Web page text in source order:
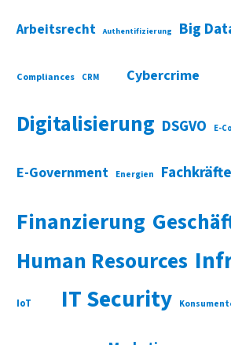
Arbeitsrecht Authentifizierung Big
Compliances CRM Cybercrime
Digitalisierung DSGVO E-
E-Government Energien Fachkräfte
Finanzierung
Human Resources
IoT IT Security